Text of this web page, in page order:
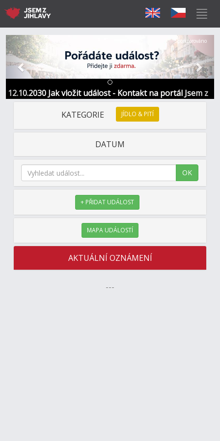
12.10.2030 Jak vložit událost - Kontakt na portál Jsem z
Jihlavy
Předchozí Další
Sponzorováno
KATEGORIE JÍDLO & PITÍ
DATUM
OK
+ PŘIDAT UDÁLOST
MAPA UDÁLOSTÍ
AKTUÁLNÍ OZNÁMENÍ
---